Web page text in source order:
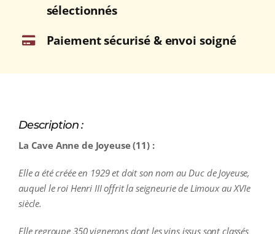
sélectionnés
Paiement sécurisé & envoi soigné
Description :
La Cave Anne de Joyeuse (11) :
Elle a été créée en 1929 et doit son nom au Duc de Joyeuse,
auquel le roi Henri III offrit la seigneurie de Limoux au XVIe
siècle.
Elle regroupe 350 vignerons dont les vins issus sont classés